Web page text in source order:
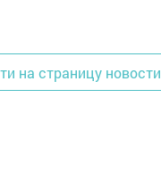
на страницу новости